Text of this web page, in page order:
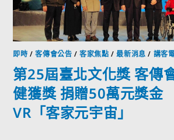
即時 /客傳會公告 /客家焦點 /最新消息 / 講客
第25屆臺北文化獎 客傳
健獲獎 捐贈50萬元獎
VR「客家元宇宙」